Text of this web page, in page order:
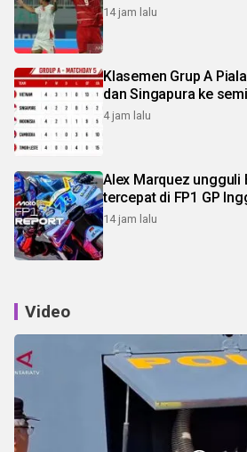
14 jam lalu
Klasemen Grup A
dan Singapura ke
4 jam lalu
Alex Marquez ungguli
tercepat di FP1 GP
14 jam lalu
Video